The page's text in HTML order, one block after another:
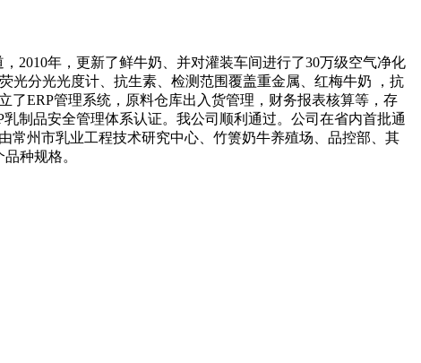
2010年，更新了鲜牛奶、并对灌装车间进行了30万级空气净化
光分光光度计、抗生素、检测范围覆盖重金属、红梅牛奶 ，抗
了ERP管理系统，原料仓库出入货管理，财务报表核算等，存
制品安全管理体系认证。我公司顺利通过。公司在省内首批通
常州市乳业工程技术研究中心、竹箦奶牛养殖场、品控部、其
种规格。